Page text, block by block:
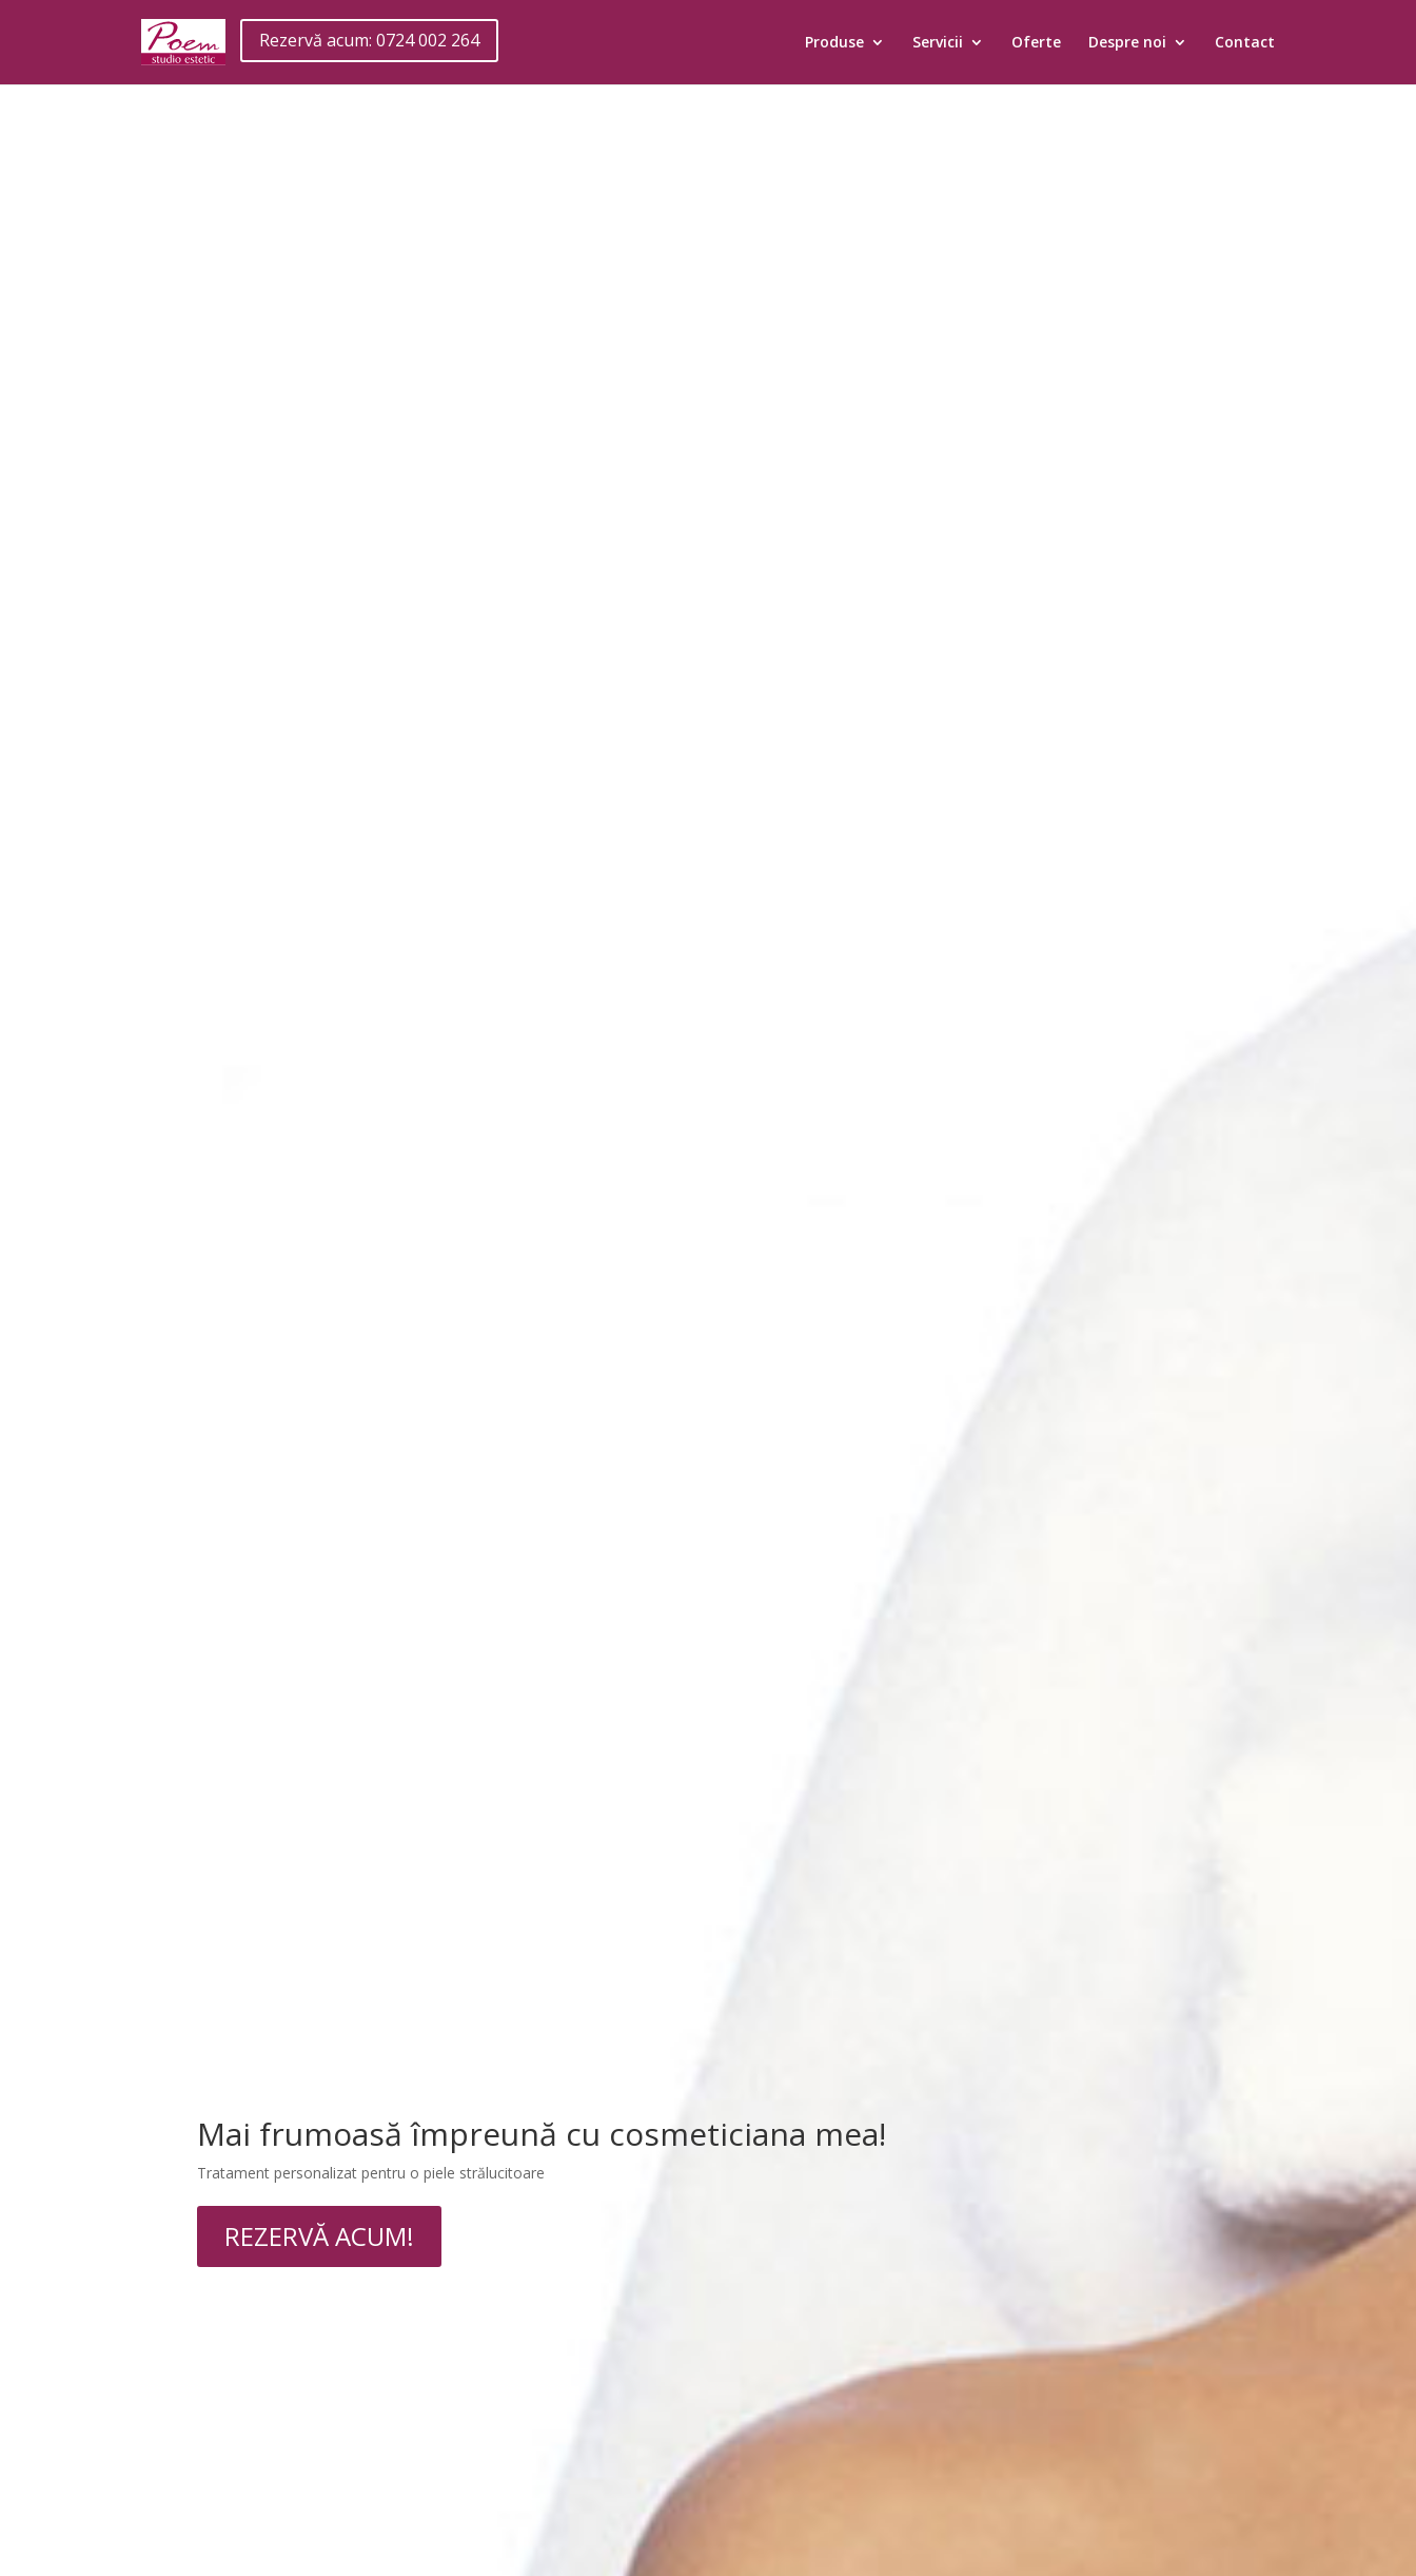
Rezervă acum: 0724 002 264 Produse Servicii Oferte Despre noi Contact
Mai frumoasă împreună cu cosmeticiana mea!
Tratament personalizat pentru o piele strălucitoare
REZERVĂ ACUM!